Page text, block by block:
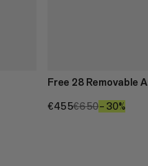
Free 28 Removable
€455€455
€650€650
–30%